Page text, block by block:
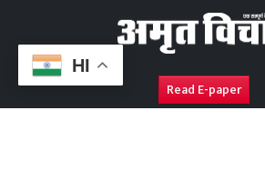
HI
Read E-paper